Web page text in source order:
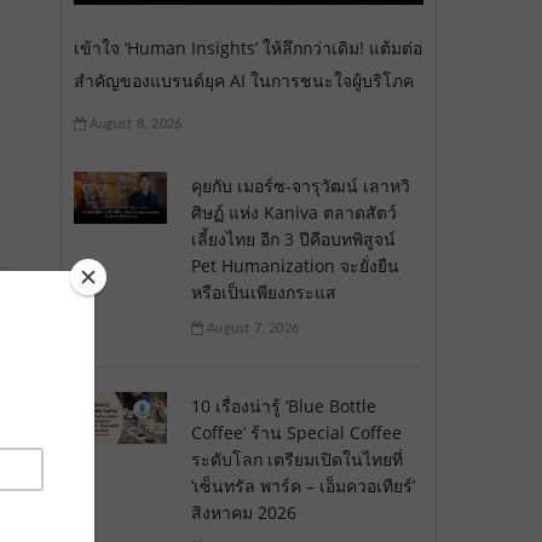
เข้าใจ ‘Human Insights’ ให้ลึกกว่าเดิม! แต้มต่อ
สำคัญของแบรนด์ยุค AI ในการชนะใจผู้บริโภค
August 8, 2026
คุยกับ เมอร์ซ-จารุวัฒน์ เลาหวิ
ศิษฏ์ แห่ง Kaniva ตลาดสัตว์
เลี้ยงไทย อีก 3 ปีคือบทพิสูจน์
Pet Humanization จะยั่งยืน
หรือเป็นเพียงกระแส
August 7, 2026
10 เรื่องน่ารู้ ‘Blue Bottle
Coffee’ ร้าน Special Coffee
ระดับโลก เตรียมเปิดในไทยที่
‘เซ็นทรัล พาร์ค – เอ็มควอเทียร์’
สิงหาคม 2026